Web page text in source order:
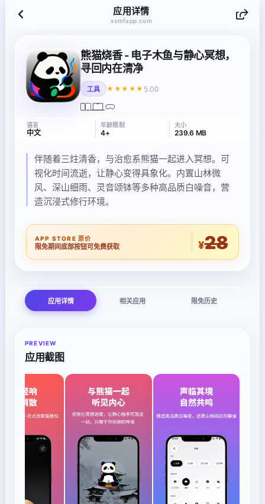
应用详情
xsmfapp.com
熊猫烧香 - 电子木鱼与静心冥想，
寻回内在清净
工具 ★★★★★ 5.00
语言
中文
年龄限制
4+
大小
239.6 MB
伴随着三炷清香，与治愈系熊猫一起进入冥想。可
视化时间流逝，让静心变得具象化。内置山林微
风、深山细雨、灵音颂钵等多种高品质白噪音，营
造沉浸式修行环境。
APP STORE 原价
限免期间底部按钮可免费获取 ¥28
应用详情 相关应用 限免历史
PREVIEW
应用截图